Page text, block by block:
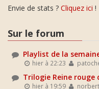
Envie de stats ? Cliquez ici !
Sur le forum
Playlist de la
hier à 22:23
Trilogie Reine rouge
hier à 19:59 norbert